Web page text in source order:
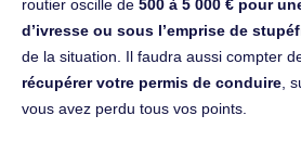
routier oscille de 500 à 5 000 € pour
d’ivresse ou sous l’emprise de
de la situation. Il faudra aussi compter
récupérer votre permis de conduire ,
vous avez perdu tous vos points.